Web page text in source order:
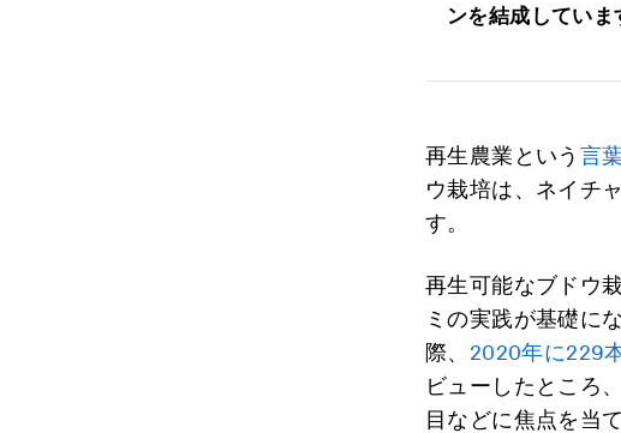
ンを結成していま
再生農業という 言
ウ栽培は、ネイチ
す。
再生可能なブドウ
ミの実践が基礎に
際、 2020年に229
ビューしたところ
目などに焦点を当